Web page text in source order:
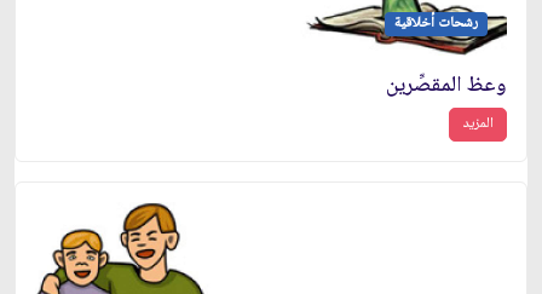
رشحات أخلاقية
وعظ المقصِّرين
المزيد